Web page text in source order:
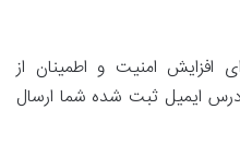
افزایش امنیت و اطمینان از
ایمیل ثبت شده شما ارسال